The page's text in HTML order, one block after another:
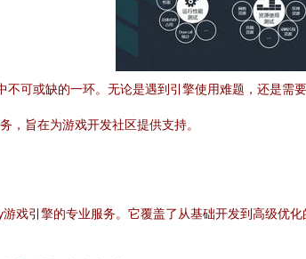
不可或缺的一环。无论是遇到引擎使用难题，还是
旨在为游戏开发社区提供支持。
戏引擎的专业服务。它覆盖了从基础开发到高级优化